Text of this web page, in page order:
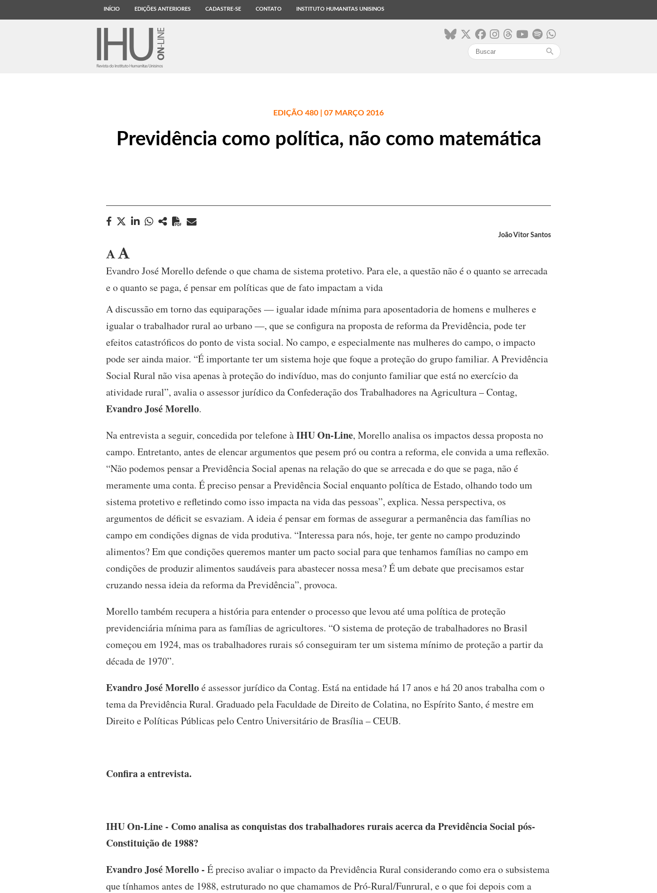
INÍCIO EDIÇÕES ANTERIORES CADASTRE-SE CONTATO INSTITUTO HUMANITAS UNISINOS
search
EDIÇÃO 480 | 07 MARÇO 2016
Previdência como política, não como matemática
João Vitor Santos
Evandro José Morello defende o que chama de sistema protetivo. Para ele, a questão não é o quanto se arrecada
e o quanto se paga, é pensar em políticas que de fato impactam a vida
A discussão em torno das equiparações — igualar idade mínima para aposentadoria de homens e mulheres e
igualar o trabalhador rural ao urbano —, que se configura na proposta de reforma da Previdência, pode ter
efeitos catastróficos do ponto de vista social. No campo, e especialmente nas mulheres do campo, o impacto
pode ser ainda maior. “É importante ter um sistema hoje que foque a proteção do grupo familiar. A Previdência
Social Rural não visa apenas à proteção do indivíduo, mas do conjunto familiar que está no exercício da
atividade rural”, avalia o assessor jurídico da Confederação dos Trabalhadores na Agricultura – Contag,
Evandro José Morello.
Na entrevista a seguir, concedida por telefone àIHU On-Line, Morello analisa os impactos dessa proposta no
campo. Entretanto, antes de elencar argumentos que pesem pró ou contra a reforma, ele convida a uma reflexão.
“Não podemos pensar a Previdência Social apenas na relação do que se arrecada e do que se paga, não é
meramente uma conta. É preciso pensar a Previdência Social enquanto política de Estado, olhando todo um
sistema protetivo e refletindo como isso impacta na vida das pessoas”, explica. Nessa perspectiva, os
argumentos de déficit se esvaziam. A ideia é pensar em formas de assegurar a permanência das famílias no
campo em condições dignas de vida produtiva. “Interessa para nós, hoje, ter gente no campo produzindo
alimentos? Em que condições queremos manter um pacto social para que tenhamos famílias no campo em
condições de produzir alimentos saudáveis para abastecer nossa mesa? É um debate que precisamos estar
cruzando nessa ideia da reforma da Previdência”, provoca.
Morello também recupera a história para entender o processo que levou até uma política de proteção
previdenciária mínima para as famílias de agricultores. “O sistema de proteção de trabalhadores no Brasil
começou em 1924, mas os trabalhadores rurais só conseguiram ter um sistema mínimo de proteção a partir da
década de 1970”.
Evandro José Morelloé assessor jurídico da Contag. Está na entidade há 17 anos e há 20 anos trabalha com o
tema da Previdência Rural. Graduado pela Faculdade de Direito de Colatina, no Espírito Santo, é mestre em
Direito e Políticas Públicas pelo Centro Universitário de Brasília – CEUB.
Confira a entrevista.
IHU On-Line - Como analisa as conquistas dos trabalhadores rurais acerca da Previdência Social pós-
Constituição de 1988?
Evandro José Morello - É preciso avaliar o impacto da Previdência Rural considerando como era o subsistema
que tínhamos antes de 1988, estruturado no que chamamos de Pró-Rural/Funrural, e o que foi depois com a